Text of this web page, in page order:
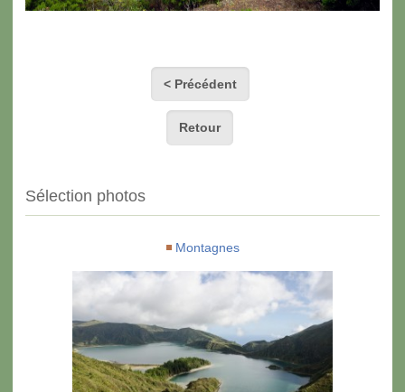
< Précédent
Retour
Sélection photos
Montagnes